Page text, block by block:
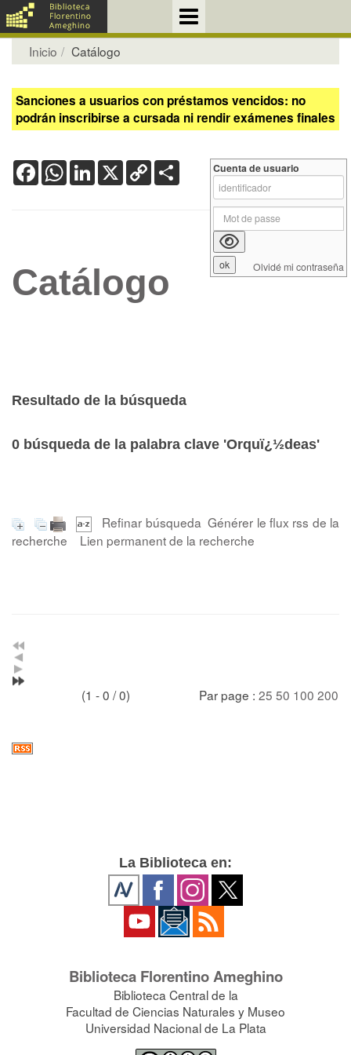
Inicio Catálogo
Sanciones a usuarios con préstamos vencidos: no
podrán inscribirse a cursada ni rendir exámenes finales
FacebookWhatsApp
LinkedIn
X Copy
Link
Catálogo
Resultado de la búsqueda
0 búsqueda de la palabra clave 'Orquï¿½deas'
Refinar búsqueda Générer le flux rss de la
recherche
Lien permanent de la recherche
(1 - 0 / 0) Par page : 25 50 100 200
Cuenta de usuario
Olvidé mi contraseña
La Biblioteca en:
Biblioteca Florentino Ameghino
Biblioteca Central de la
Facultad de Ciencias Naturales y Museo
Universidad Nacional de La Plata